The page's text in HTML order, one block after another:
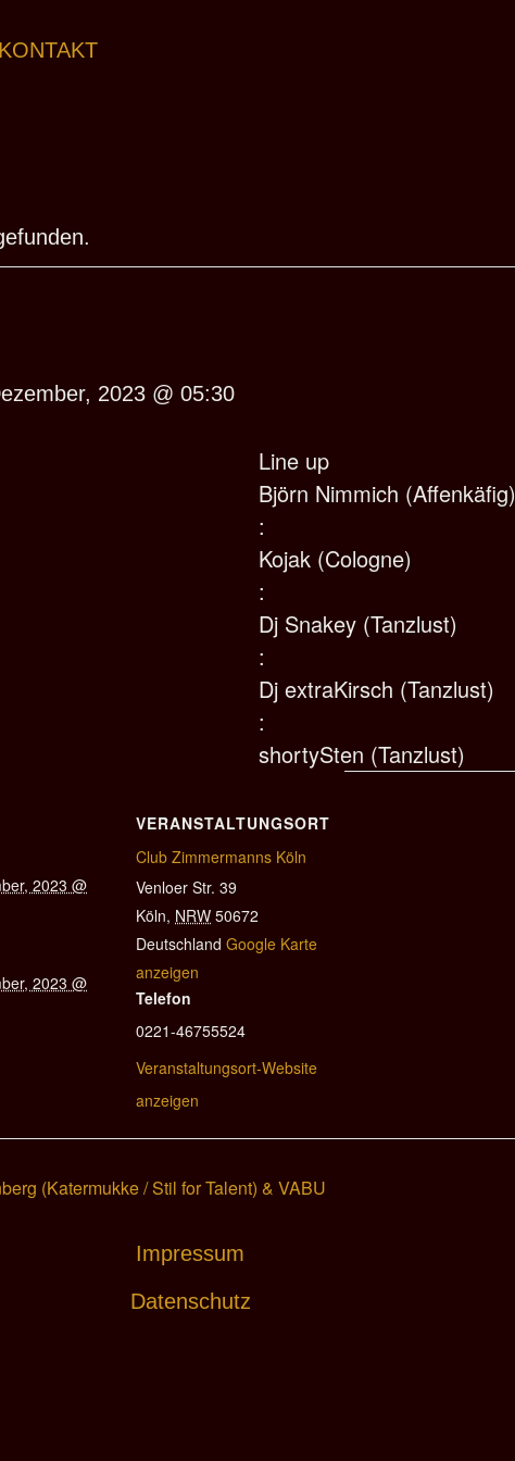
KONTAKT
2023 @ 05:30
Line up
Björn Nimmich (Affenkäfig)
:
Kojak (Cologne)
:
Dj Snakey (Tanzlust)
:
Dj extraKirsch (Tanzlust)
:
shortySten (Tanzlust)
2023 @
2023 @
VERANSTALTUNGSORT
Club Zimmermanns Köln
Venloer Str. 39
Köln, NRW 50672
Deutschland Google Karte
anzeigen
Telefon
0221-46755524
Veranstaltungsort-Website
anzeigen
(Katermukke / Stil for Talent) & VABU
Impressum
Datenschutz